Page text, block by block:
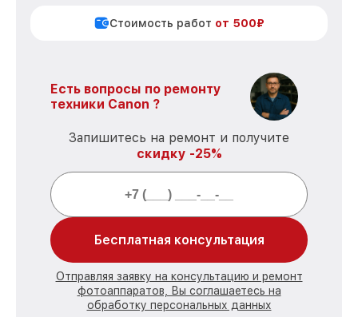
Стоимость работ от 500₽
Есть вопросы по ремонту
техники Canon ?
Запишитесь на ремонт и получите
скидку -25%
Бесплатная консультация
Отправляя заявку на консультацию и ремонт
фотоаппаратов, Вы соглашаетесь на
обработку персональных данных